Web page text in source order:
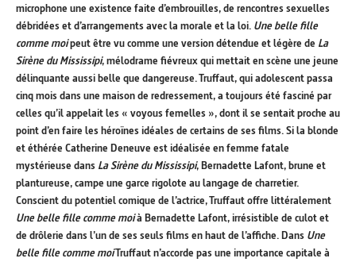
microphone une existence faite d’embrouilles, de rencontres sexuelles
débridées et d’arrangements avec la morale et la loi. Une belle fille
comme moipeut être vu comme une version détendue et légère de La
Sirène du Mississipi, mélodrame fiévreux qui mettait en scène une jeune
délinquante aussi belle que dangereuse. Truffaut, qui adolescent passa
cinq mois dans une maison de redressement, a toujours été fasciné par
celles qu’il appelait les « voyous femelles », dont il se sentait proche au
point d’en faire les héroïnes idéales de certains de ses films. Si la blonde
et éthérée Catherine Deneuve est idéalisée en femme fatale
mystérieuse dans La Sirène du Mississipi, Bernadette Lafont, brune et
plantureuse, campe une garce rigolote au langage de charretier.
Conscient du potentiel comique de l’actrice, Truffaut offre littéralement
Une belle fille comme moià Bernadette Lafont, irrésistible de culot et
de drôlerie dans l’un de ses seuls films en haut de l’affiche. Dans Une
belle fille comme moiTruffaut n’accorde pas une importance capitale à